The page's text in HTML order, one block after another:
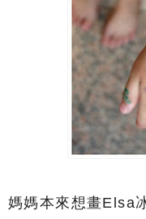
媽媽本來想畫Elsa